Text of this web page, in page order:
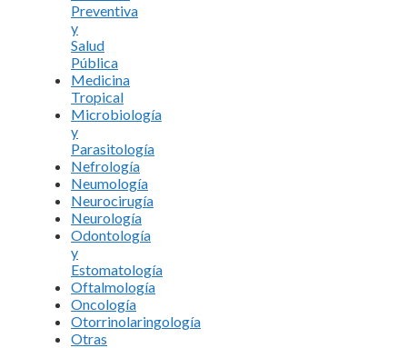
Preventiva
y
Salud
Pública
Medicina
Tropical
Microbiología
y
Parasitología
Nefrología
Neumología
Neurocirugía
Neurología
Odontología
y
Estomatología
Oftalmología
Oncología
Otorrinolaringología
Otras